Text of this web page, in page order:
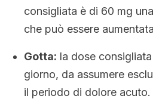
consigliata è di 60 mg
che può essere
Gotta: la dose
giorno, da assumere
il periodo di dolore